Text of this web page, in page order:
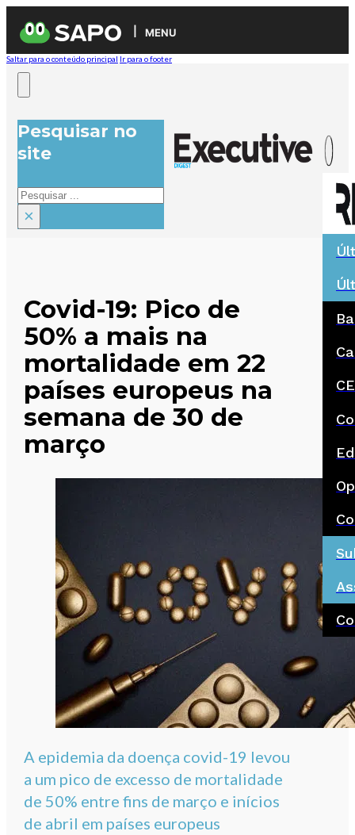
MENU
Saltar para o conteúdo principal Ir para o footer
Pesquisar no
site
Pesquisar
×
Covid-19: Pico de
50% a mais na
mortalidade em 22
países europeus na
semana de 30 de
março
A epidemia da doença covid-19 levou
a um pico de excesso de mortalidade
de 50% entre fins de março e inícios
de abril em países europeus